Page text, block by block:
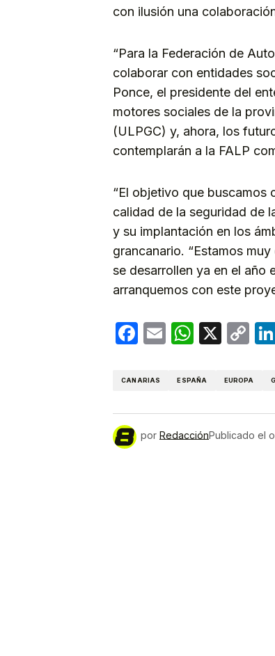
con ilusión una
“Para la Federación de
colaborar con entidades
Ponce, el presidente del
motores sociales de la
(ULPGC) y, ahora, los
contemplarán a la FALP
“El objetivo que buscamos
calidad de la seguridad de
y su implantación en los
grancanario. “Estamos
se desarrollen ya en el año
arranquemos con este
Facebook
Email X
CANARIAS ESPAÑA EUROPA
por RedacciónPublicado el